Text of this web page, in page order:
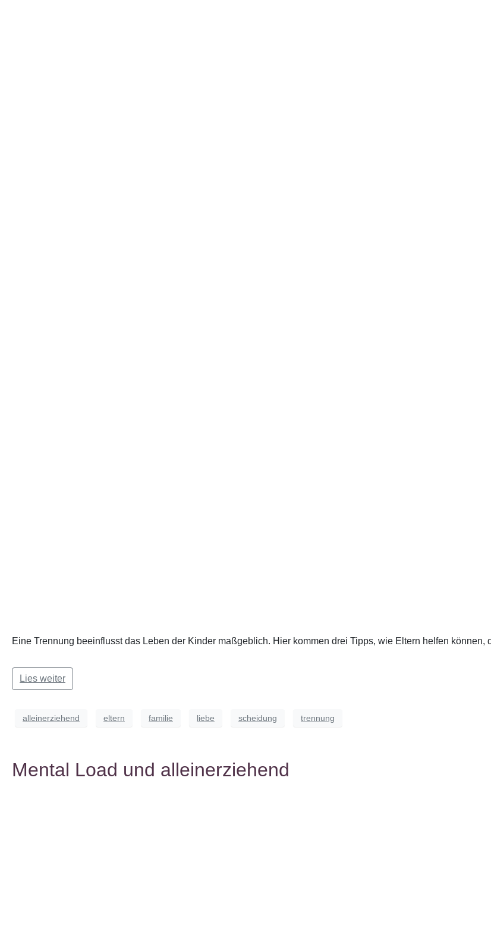
Eine Trennung beeinflusst das Leben der Kinder maßgeblich. Hier kommen drei Tipps, wie Eltern helfen
Lies weiter
alleinerziehend eltern familie liebe scheidung trennung
Mental Load und alleinerziehend